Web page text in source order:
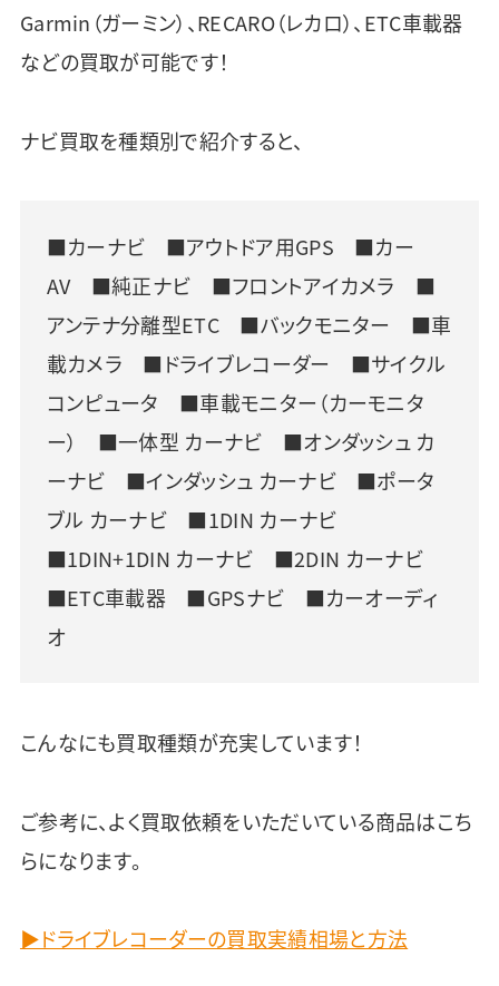
Garmin（ガーミン）、RECARO（レカロ）、ETC車載器
などの買取が可能です！
ナビ買取を種類別で紹介すると、
■カーナビ ■アウトドア用GPS ■カー
AV ■純正ナビ ■フロントアイカメラ ■
アンテナ分離型ETC ■バックモニター ■車
載カメラ ■ドライブレコーダー ■サイクル
コンピュータ ■車載モニター（カーモニタ
ー） ■一体型 カーナビ ■オンダッシュ カ
ーナビ ■インダッシュ カーナビ ■ポータ
ブル カーナビ ■1DIN カーナビ
■1DIN+1DIN カーナビ ■2DIN カーナビ
■ETC車載器 ■GPSナビ ■カーオーディ
オ
こんなにも買取種類が充実しています！
ご参考に、よく買取依頼をいただいている商品はこち
らになります。
▶ドライブレコーダーの買取実績相場と方法